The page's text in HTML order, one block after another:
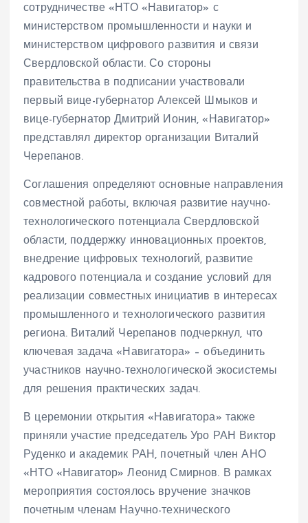
сотрудничестве «НТО «Навигатор» с
министерством промышленности и науки и
министерством цифрового развития и связи
Свердловской области. Со стороны
правительства в подписании участвовали
первый вице-губернатор Алексей Шмыков и
вице-губернатор Дмитрий Ионин, «Навигатор»
представлял директор организации Виталий
Черепанов.
Соглашения определяют основные направления
совместной работы, включая развитие научно-
технологического потенциала Свердловской
области, поддержку инновационных проектов,
внедрение цифровых технологий, развитие
кадрового потенциала и создание условий для
реализации совместных инициатив в интересах
промышленного и технологического развития
региона. Виталий Черепанов подчеркнул, что
ключевая задача «Навигатора» – объединить
участников научно-технологической экосистемы
для решения практических задач.
В церемонии открытия «Навигатора» также
приняли участие председатель Уро РАН Виктор
Руденко и академик РАН, почетный член АНО
«НТО «Навигатор» Леонид Смирнов. В рамках
мероприятия состоялось вручение значков
почетным членам Научно-технического